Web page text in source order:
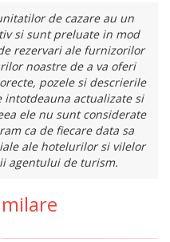
de cazare au un
si sunt preluate in mod
rezervari ale furnizorilor
noastre de a va oferi
pozele si descrierile
actualizate si
ele nu sunt considerate
ca de fiecare data sa
ale hotelurilor si vilelor
agentului de turism.